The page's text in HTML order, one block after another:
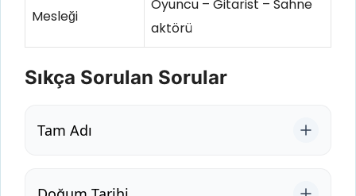
Mesleği
Oyuncu – Gitarist – Sahne
aktörü
Sıkça Sorulan Sorular
Tam Adı